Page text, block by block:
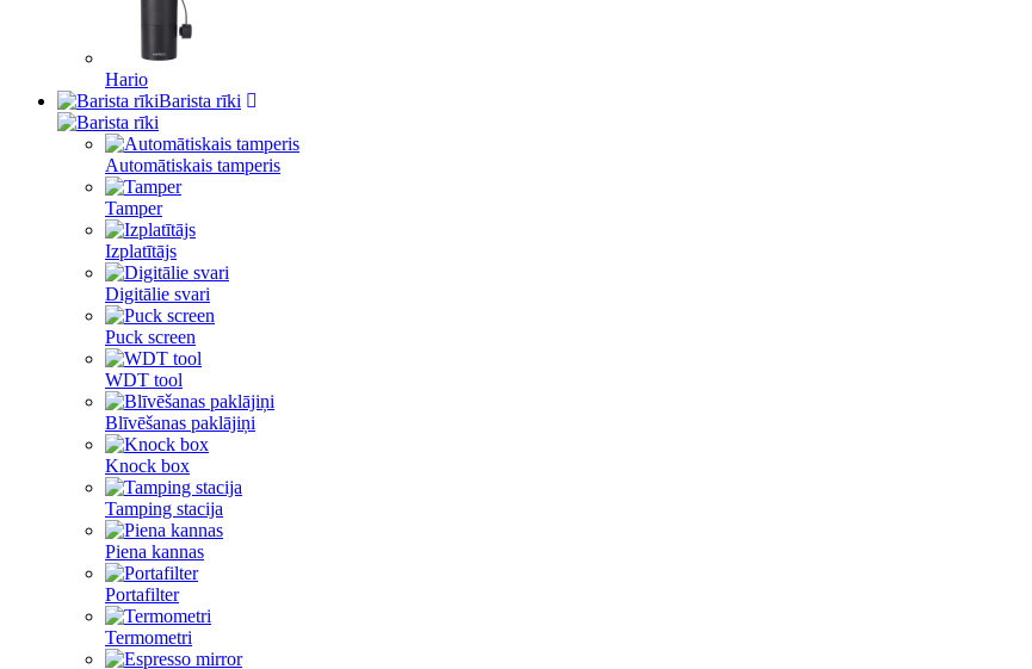
Hario
Barista rīki
Automātiskais tamperis
Tamper
Izplatītājs
Digitālie svari
Puck screen
WDT tool
Blīvēšanas paklājiņi
Knock box
Tamping stacija
Piena kannas
Portafilter
Termometri